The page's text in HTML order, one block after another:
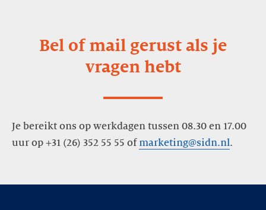
Bel of mail gerust als je
vragen hebt
Je bereikt ons op werkdagen tussen 08.30 en 17.00
uur op +31 (26) 352 55 55 of marketing@sidn.nl.